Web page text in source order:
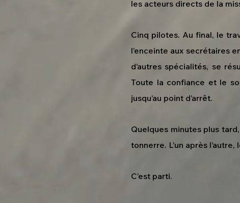
les acteurs directs de la
Cinq pilotes. Au final, le
l’enceinte aux secrétaires
d’autres spécialités, se
Toute la confiance et le
jusqu’au point d’arrêt.
Quelques minutes plus
tonnerre. L’un après
C’est parti.